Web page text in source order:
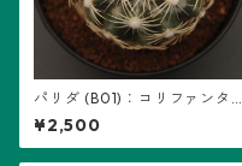
パリダ (B01)：コリファンタ属
※実生
¥2,500